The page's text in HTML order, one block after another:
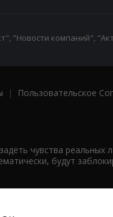
"Новости компаний",
| Пользовательское
чувства реальных
будут